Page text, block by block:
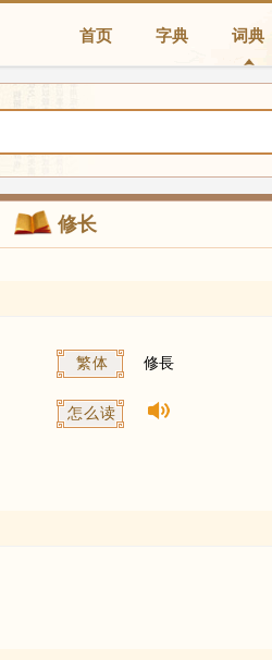
首页 字典 词典
修长
繁体 修長
怎么读